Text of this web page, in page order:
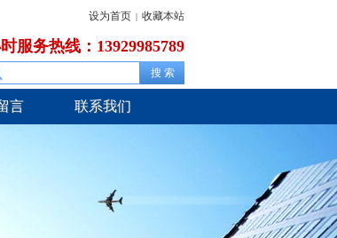
设为首页 | 收藏本站
服务热线：13929985789
言 联系我们